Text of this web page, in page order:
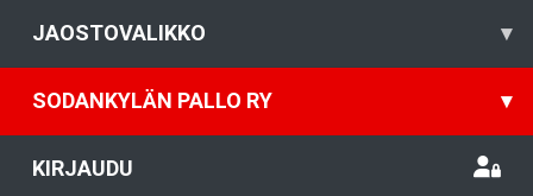
JAOSTOVALIKKO ▾
SODANKYLÄN PALLO RY ▾
KIRJAUDU